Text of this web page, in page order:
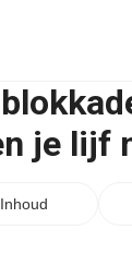
je lijf
Inhoud